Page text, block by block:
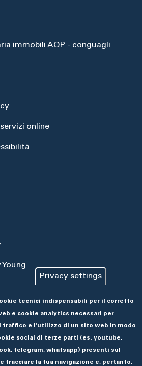
immobili AQP - conguagli
online
Privacy settings
tecnici indispensabili per il corretto
e cookie analytics necessari per
traffico e l’utilizzo di un sito web in modo
social di terze parti (es. youtube,
telegram, whatsapp) presenti sul
tracciare la tua navigazione e, pertanto,